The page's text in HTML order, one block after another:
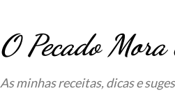
O Pecado Mora
As minhas receitas, dicas e